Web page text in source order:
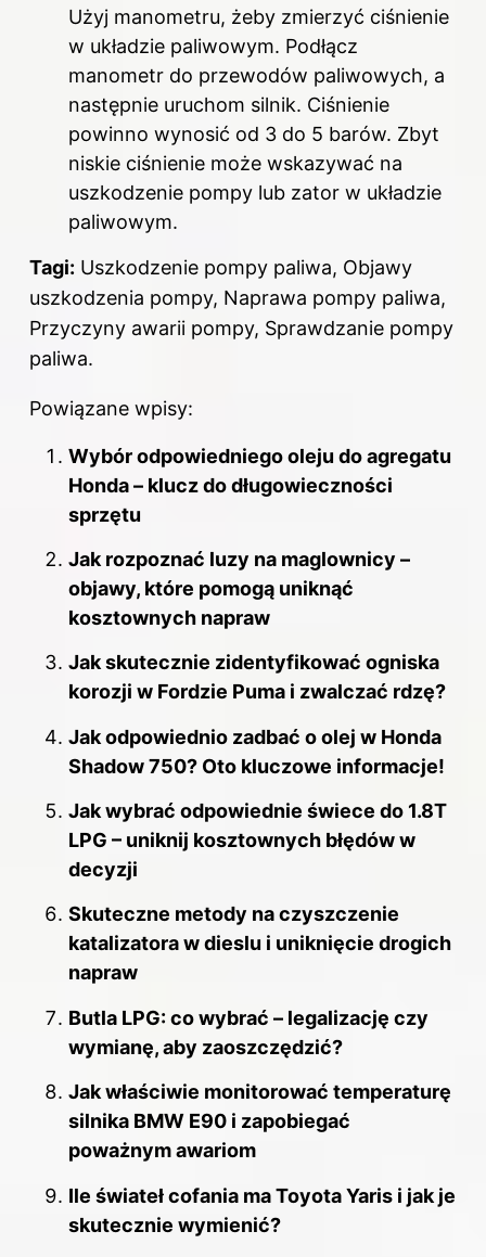
Użyj manometru, żeby zmierzyć ciśnienie
w układzie paliwowym. Podłącz
manometr do przewodów paliwowych, a
następnie uruchom silnik. Ciśnienie
powinno wynosić od 3 do 5 barów. Zbyt
niskie ciśnienie może wskazywać na
uszkodzenie pompy lub zator w układzie
paliwowym.
Tagi: Uszkodzenie pompy paliwa, Objawy
uszkodzenia pompy, Naprawa pompy paliwa,
Przyczyny awarii pompy, Sprawdzanie pompy
paliwa.
Powiązane wpisy:
Wybór odpowiedniego oleju do agregatu
Honda – klucz do długowieczności
sprzętu
Jak rozpoznać luzy na maglownicy –
objawy, które pomogą uniknąć
kosztownych napraw
Jak skutecznie zidentyfikować ogniska
korozji w Fordzie Puma i zwalczać rdzę?
Jak odpowiednio zadbać o olej w Honda
Shadow 750? Oto kluczowe informacje!
Jak wybrać odpowiednie świece do 1.8T
LPG – uniknij kosztownych błędów w
decyzji
Skuteczne metody na czyszczenie
katalizatora w dieslu i uniknięcie drogich
napraw
Butla LPG: co wybrać – legalizację czy
wymianę, aby zaoszczędzić?
Jak właściwie monitorować temperaturę
silnika BMW E90 i zapobiegać
poważnym awariom
Ile świateł cofania ma Toyota Yaris i jak je
skutecznie wymienić?